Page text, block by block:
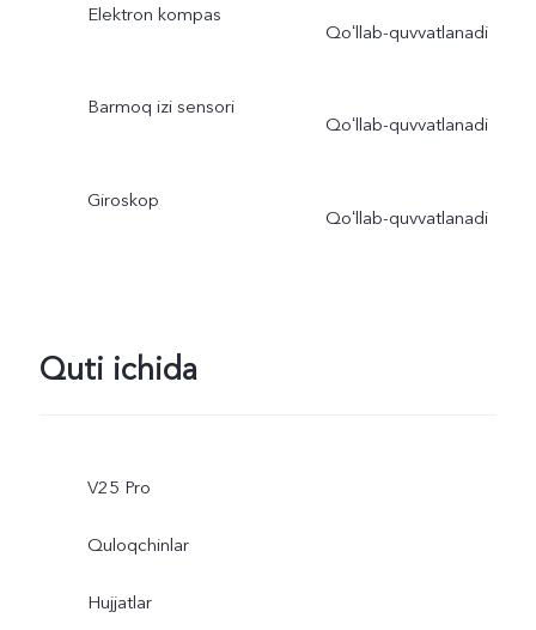
Elektron kompas
Qoʻllab-quvvatlanadi
Barmoq izi sensori
Qoʻllab-quvvatlanadi
Giroskop
Qoʻllab-quvvatlanadi
Quti ichida
V25 Pro
Quloqchinlar
Hujjatlar